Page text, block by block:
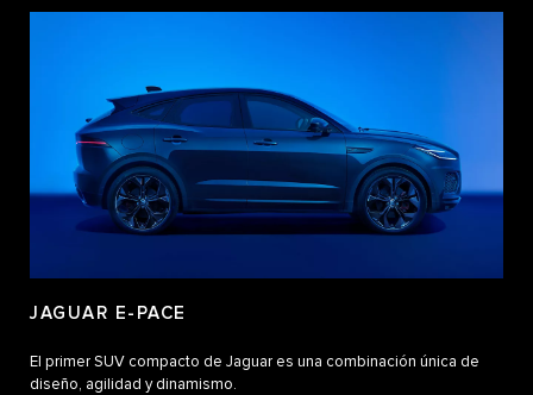
JAGUAR E-PACE
El primer SUV compacto de Jaguar es una combinación única de
diseño, agilidad y dinamismo.